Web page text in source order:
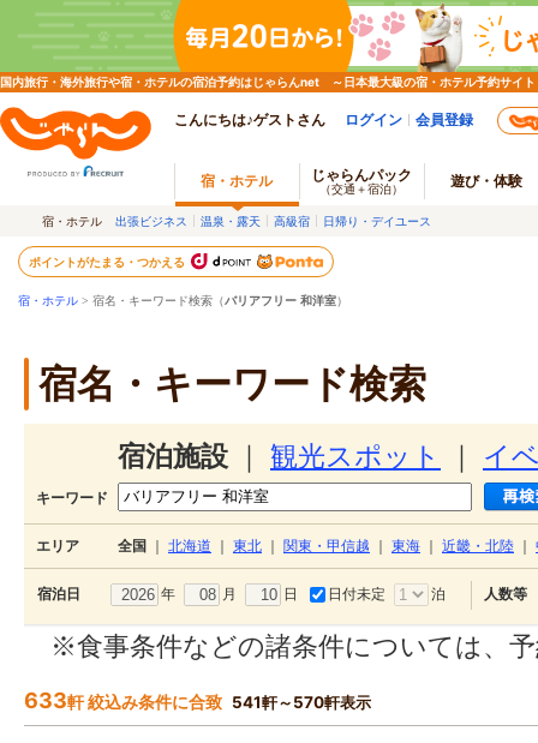
国内旅行・海外旅行や宿・ホテルの宿泊予約はじゃらんnet ～日本最大級の宿・ホテル予約サイト
こんにちは♪ゲストさん ログイン 会員登録
宿・ホテル じゃらんパック
（交通＋宿泊） 遊び・体験
宿・ホテル 出張ビジネス 温泉・露天 高級宿 日帰り・デイユース
ポイントがたまる・つかえる
宿・ホテル > 宿名・キーワード検索（バリアフリー 和洋室）
宿名・キーワード検索
宿泊施設 観光スポット イ
キーワード
エリア 全国 北海道 東北 関東・甲信越 東海 近畿・北陸
宿泊日 年 月 日 日付未定 泊 人数等
※食事条件などの諸条件については、
633軒 絞込み条件に合致 541軒～570軒表示